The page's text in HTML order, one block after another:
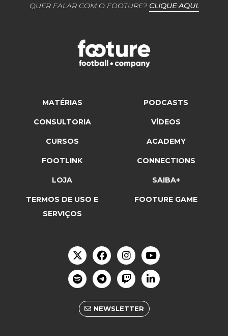
QUER FALAR COM O FOOTURE? CLIQUE AQUI.
MATÉRIAS PODCASTS
CONSULTORIA VÍDEOS
CURSOS ACADEMY
FOOTLINK CONNECTIONS
LOJA SAIBA+
TERMOS DE USO E
SERVIÇOS
FOOTURE GAME
NEWSLETTER